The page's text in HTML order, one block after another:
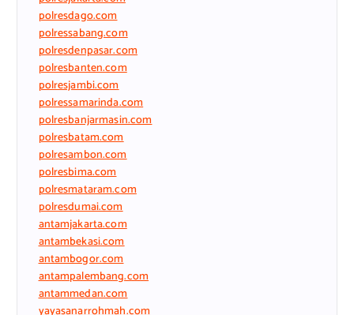
polresdago.com
polressabang.com
polresdenpasar.com
polresbanten.com
polresjambi.com
polressamarinda.com
polresbanjarmasin.com
polresbatam.com
polresambon.com
polresbima.com
polresmataram.com
polresdumai.com
antamjakarta.com
antambekasi.com
antambogor.com
antampalembang.com
antammedan.com
yayasanarrohmah.com